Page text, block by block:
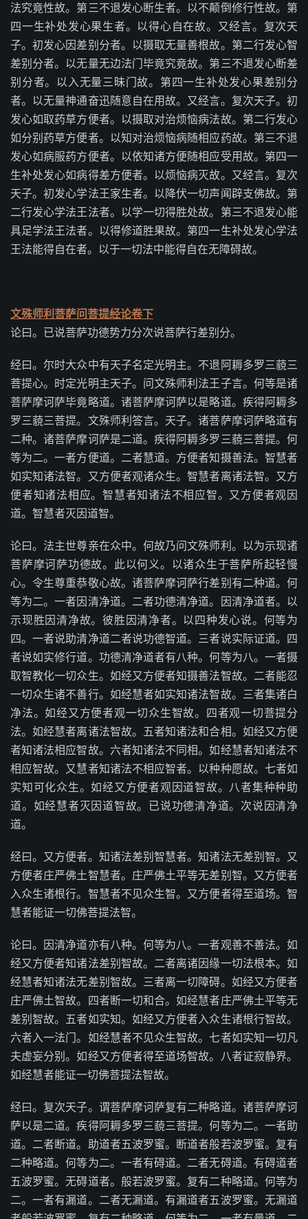
法究竟性故。第三不退发心断生者。以不颠倒修行性故。第
四一生补处发心果生者。以得心自在故。又经言。复次天
子。初发心因差别分者。以摄取无量善根故。第二行发心智
差别分者。以无量无边法门毕竟究竟故。第三不退发心断差
别分者。以入无量三昧门故。第四一生补处发心果差别分
者。以无量神通奋迅随意自在用故。又经言。复次天子。初
发心如取药草方便者。以摄取对治烦恼病法故。第二行发心
如分别药草方便者。以知对治烦恼病随相应药故。第三不退
发心如病服药方便者。以依知诸方便随相应受用故。第四一
生补处发心如病得差方便者。以烦恼病灭故。又经言。复次
天子。初发心学法王家生者。以降伏一切声闻辟支佛故。第
二行发心学法王法者。以学一切得胜处故。第三不退发心能
具足学法王法者。以得修道胜果故。第四一生补处发心学法
王法能得自在者。以于一切法中能得自在无障碍故。
文殊师利菩萨问菩提经论卷下
论曰。已说菩萨功德势力分次说菩萨行差别分。
经曰。尔时大众中有天子名定光明主。不退阿耨多罗三藐三
菩提心。时定光明主天子。问文殊师利法王子言。何等是诸
菩萨摩诃萨毕竟略道。诸菩萨摩诃萨以是略道。疾得阿耨多
罗三藐三菩提。文殊师利答言。天子。诸菩萨摩诃萨略道有
二种。诸菩萨摩诃萨是二道。疾得阿耨多罗三藐三菩提。何
等为二。一者方便道。二者慧道。方便者知摄善法。智慧者
如实知诸法智。又方便者观诸众生。智慧者离诸法智。又方
便者知诸法相应。智慧者知诸法不相应智。又方便者观因
道。智慧者灭因道智。
论曰。法主世尊亲在众中。何故乃问文殊师利。以为示现诸
菩萨摩诃萨功德故。此以何义。以诸众生于菩萨所起轻慢
心。令生尊重恭敬心故。诸菩萨摩诃萨行差别有二种道。何
等为二。一者因清净道。二者功德清净道。因清净道者。以
示现胜因清净故。彼胜因清净者。以四种发心说。何等为
四。一者说助清净道二者说功德智道。三者说实际证道。四
者说如实修行道。功德清净道者有八种。何等为八。一者摄
取智教化一切众生。如经又方便者知摄善法智故。二者能忍
一切众生诸不善行。如经慧者如实知诸法智故。三者集诸白
净法。如经又方便者观一切众生智故。四者观一切菩提分
法。如经慧者离诸法智故。五者知诸法和合相。如经又方便
者知诸法相应智故。六者知诸法不同相。如经慧者知诸法不
相应智故。又慧者知诸法不相应智者。以种种愿故。七者如
实知可化众生。如经又方便者观因道智故。八者集种种助
道。如经慧者灭因道智故。已说功德清净道。次说因清净
道。
经曰。又方便者。知诸法差别智慧者。知诸法无差别智。又
方便者庄严佛土智慧者。庄严佛土平等无差别智。又方便者
入众生诸根行。智慧者不见众生智。又方便者得至道场。智
慧者能证一切佛菩提法智。
论曰。因清净道亦有八种。何等为八。一者观善不善法。如
经又方便者知诸法差别智故。二者离诸因缘一切法根本。如
经慧者知诸法无差别智故。三者离一切障碍。如经又方便者
庄严佛土智故。四者断一切和合。如经慧者庄严佛土平等无
差别智故。五者如实知。如经又方便者入众生诸根行智故。
六者入一法门。如经慧者不见众生智故。七者如实知一切凡
夫虚妄分别。如经又方便者得至道场智故。八者证寂静界。
如经慧者能证一切佛菩提法智故。
经曰。复次天子。谓菩萨摩诃萨复有二种略道。诸菩萨摩诃
萨以是二道。疾得阿耨多罗三藐三菩提。何等为二。一者助
道。二者断道。助道者五波罗蜜。断道者般若波罗蜜。复有
二种略道。何等为二。一者有碍道。二者无碍道。有碍道者
五波罗蜜。无碍道者。般若波罗蜜。复有二种略道。何等为
二。一者有漏道。二者无漏道。有漏道者五波罗蜜。无漏道